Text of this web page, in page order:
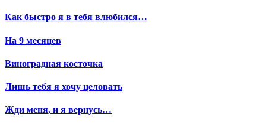
Как быстро я в тебя влюбился…
На 9 месяцев
Виноградная косточка
Лишь тебя я хочу целовать
Жди меня, и я вернусь…